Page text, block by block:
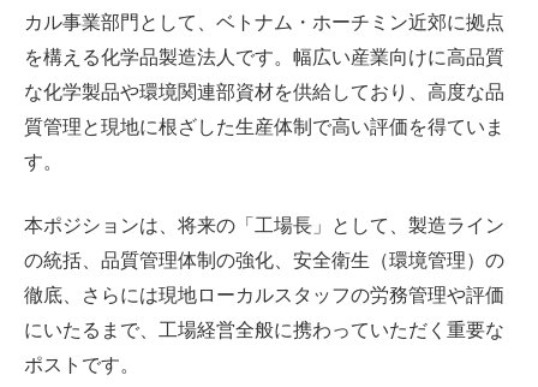
カル事業部門として、ベトナム・ホーチミン近郊に拠点
を構える化学品製造法人です。幅広い産業向けに高品質
な化学製品や環境関連部資材を供給しており、高度な品
質管理と現地に根ざした生産体制で高い評価を得ていま
す。
本ポジションは、将来の「工場長」として、製造ライン
の統括、品質管理体制の強化、安全衛生（環境管理）の
徹底、さらには現地ローカルスタッフの労務管理や評価
にいたるまで、工場経営全般に携わっていただく重要な
ポストです。